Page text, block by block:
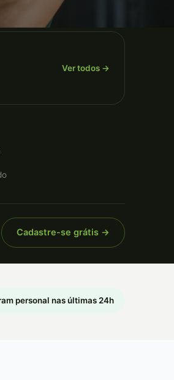
Ver todos →
Cadastre-se grátis →
personal nas últimas 24h